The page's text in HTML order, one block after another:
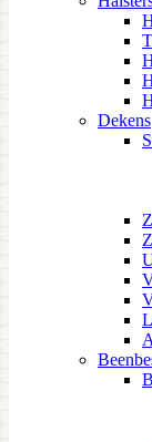
Dekens